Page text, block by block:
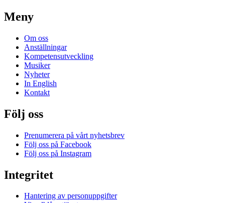
Meny
Om oss
Anställningar
Kompetensutveckling
Musiker
Nyheter
In English
Kontakt
Följ oss
Prenumerera på vårt nyhetsbrev
Följ oss på Facebook
Följ oss på Instagram
Integritet
Hantering av personuppgifter